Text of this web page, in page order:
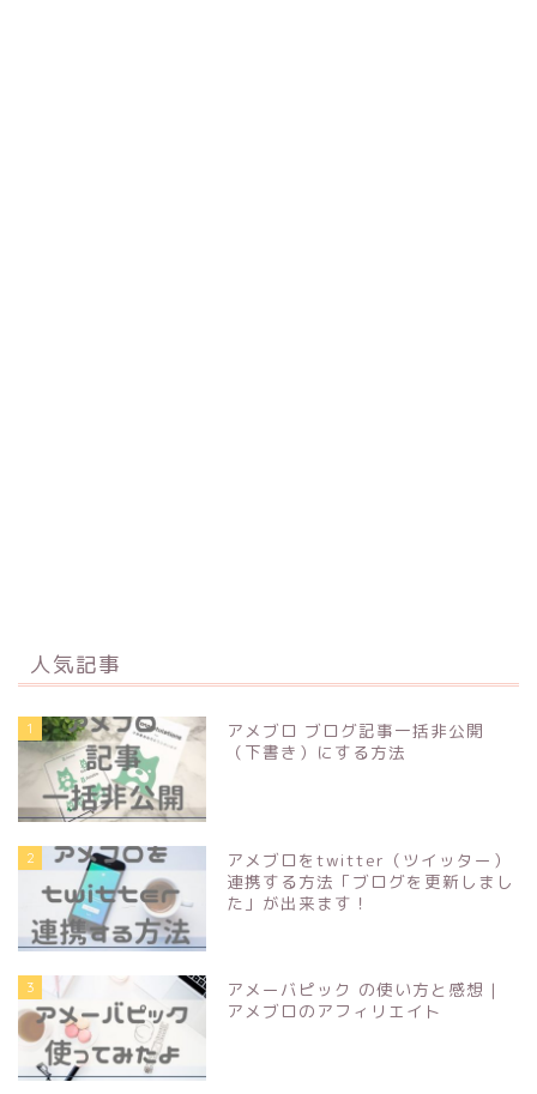
人気記事
1
アメブロ ブログ記事一括非公開
（下書き）にする方法
2
アメブロをtwitter（ツイッター）
連携する方法「ブログを更新しまし
た」が出来ます！
3
アメーバピック の使い方と感想 |
アメブロのアフィリエイト